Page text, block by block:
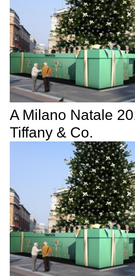
A Milano Natale
Tiffany & Co.